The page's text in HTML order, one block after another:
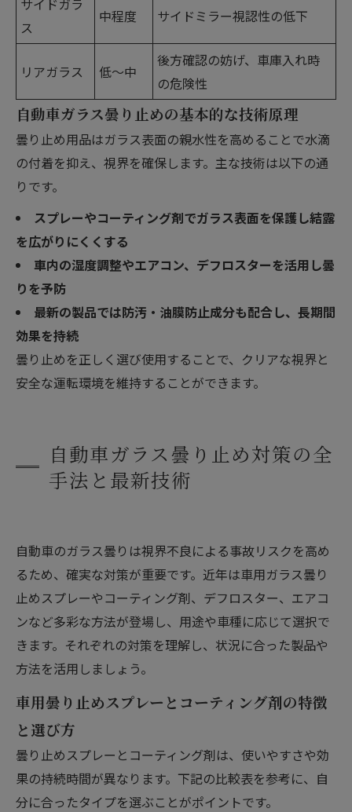
サイドガラ
ス
中程度 サイドミラー視認性の低下
リアガラス 低〜中
後方確認の妨げ、車庫入れ時
の危険性
自動車ガラス曇り止めの基本的な技術原理
曇り止め用品はガラス表面の親水性を高めることで水滴
の付着を抑え、視界を確保します。主な技術は以下の通
りです。
スプレーやコーティング剤でガラス表面を保護し結露
を広がりにくくする
車内の湿度調整やエアコン、デフロスターを活用し曇
りを予防
最新の製品では防汚・油膜防止成分も配合し、長期間
効果を持続
曇り止めを正しく選び使用することで、クリアな視界と
安全な運転環境を維持することができます。
自動車ガラス曇り止め対策の全
手法と最新技術
自動車のガラス曇りは視界不良による事故リスクを高め
るため、確実な対策が重要です。近年は車用ガラス曇り
止めスプレーやコーティング剤、デフロスター、エアコ
ンなど多彩な方法が登場し、用途や車種に応じて選択で
きます。それぞれの対策を理解し、状況に合った製品や
方法を活用しましょう。
車用曇り止めスプレーとコーティング剤の特徴
と選び方
曇り止めスプレーとコーティング剤は、使いやすさや効
果の持続時間が異なります。下記の比較表を参考に、自
分に合ったタイプを選ぶことがポイントです。